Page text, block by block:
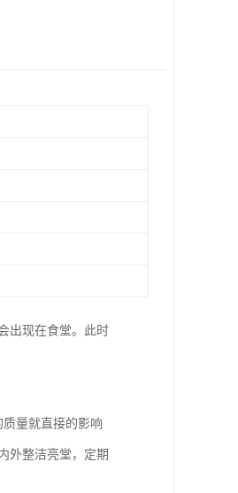
出现在食堂。此时
量就直接的影响
外整洁亮堂，定期